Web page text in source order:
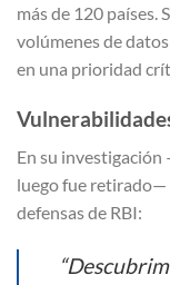
más de 120 países.
volúmenes de
en una prioridad
En su
luego fue retirado—
defensas de RBI: